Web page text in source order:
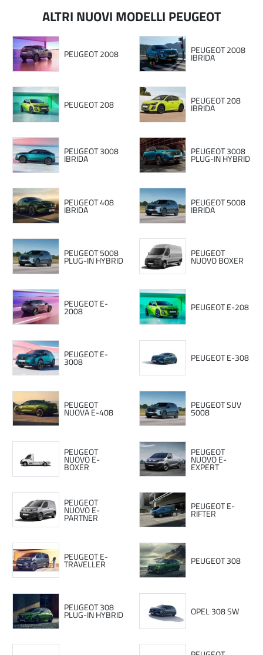
ALTRI NUOVI MODELLI PEUGEOT
PEUGEOT 2008 PEUGEOT 2008
IBRIDA
PEUGEOT 208 PEUGEOT 208
IBRIDA
PEUGEOT 3008
IBRIDA
PEUGEOT 3008
PLUG-IN HYBRID
PEUGEOT 408
IBRIDA
PEUGEOT 5008
IBRIDA
PEUGEOT 5008
PLUG-IN HYBRID
PEUGEOT
NUOVO BOXER
PEUGEOT E-
2008 PEUGEOT E-208
PEUGEOT E-
3008 PEUGEOT E-308
PEUGEOT
NUOVA E-408
PEUGEOT SUV
5008
PEUGEOT
NUOVO E-
BOXER
PEUGEOT
NUOVO E-
EXPERT
PEUGEOT
NUOVO E-
PARTNER
PEUGEOT E-
RIFTER
PEUGEOT E-
TRAVELLER PEUGEOT 308
PEUGEOT 308
PLUG-IN HYBRID OPEL 308 SW